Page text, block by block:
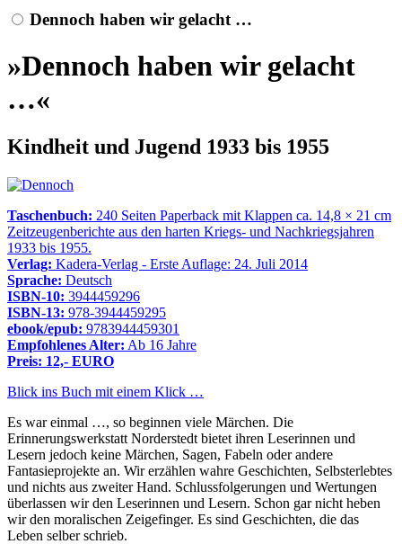
Dennoch haben wir gelacht …
»Dennoch haben wir gelacht
…«
Kindheit und Jugend 1933 bis 1955
Taschenbuch: 240 Seiten Paperback mit Klappen ca. 14,8 × 21 cm
Zeitzeugenberichte aus den harten Kriegs- und Nachkriegsjahren
1933 bis 1955.
Verlag: Kadera-Verlag - Erste Auflage: 24. Juli 2014
Sprache: Deutsch
ISBN-10: 3944459296
ISBN-13: 978-3944459295
ebook/epub: 9783944459301
Empfohlenes Alter: Ab 16 Jahre
Preis: 12,- EURO
Blick ins Buch mit einem Klick …
Es war einmal …, so beginnen viele Märchen. Die
Erinnerungswerkstatt Norderstedt bietet ihren Leserinnen und
Lesern jedoch keine Märchen, Sagen, Fabeln oder andere
Fantasieprojekte an. Wir erzählen wahre Geschichten, Selbsterlebtes
und nichts aus zweiter Hand. Schlussfolgerungen und Wertungen
überlassen wir den Leserinnen und Lesern. Schon gar nicht heben
wir den moralischen Zeigefinger. Es sind Geschichten, die das
Leben selber schrieb.